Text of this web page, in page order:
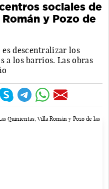
sociales de
y Pozo de
descentralizar los
a los barrios. Las obras